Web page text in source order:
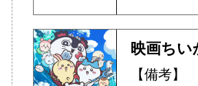
映画ちい
【備考】